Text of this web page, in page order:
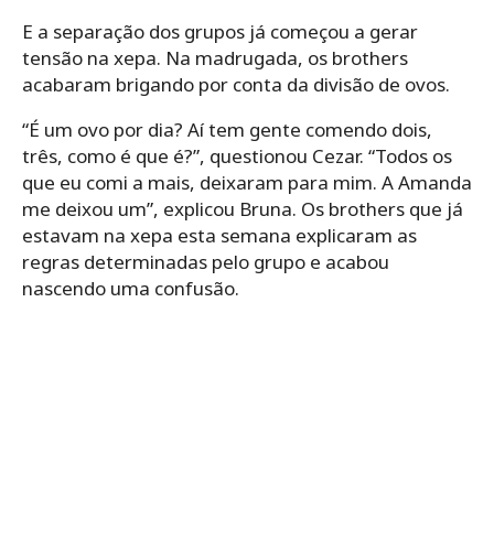
E a separação dos grupos já começou a gerar
tensão na xepa. Na madrugada, os brothers
acabaram brigando por conta da divisão de ovos.
“É um ovo por dia? Aí tem gente comendo dois,
três, como é que é?”, questionou Cezar. “Todos os
que eu comi a mais, deixaram para mim. A Amanda
me deixou um”, explicou Bruna. Os brothers que já
estavam na xepa esta semana explicaram as
regras determinadas pelo grupo e acabou
nascendo uma confusão.